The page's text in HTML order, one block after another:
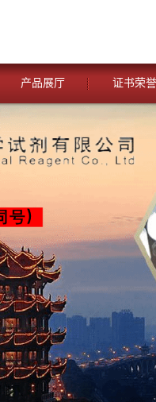
产品展厅 证书荣誉
您当前的
试剂[薁磺
德利化学试剂 与